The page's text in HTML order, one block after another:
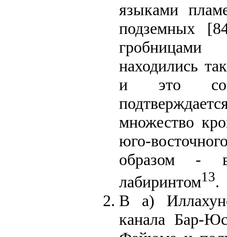
языками
подземных
находились
и это
множество
юго-
образом - в
лабиринтом13.
В а)
канала Бар-